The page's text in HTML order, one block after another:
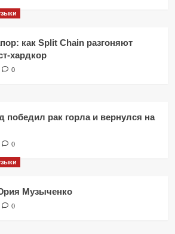
как Split Chain разгоняют
хардкор
0
победил рак горла и вернулся на
0
Музыченко
0